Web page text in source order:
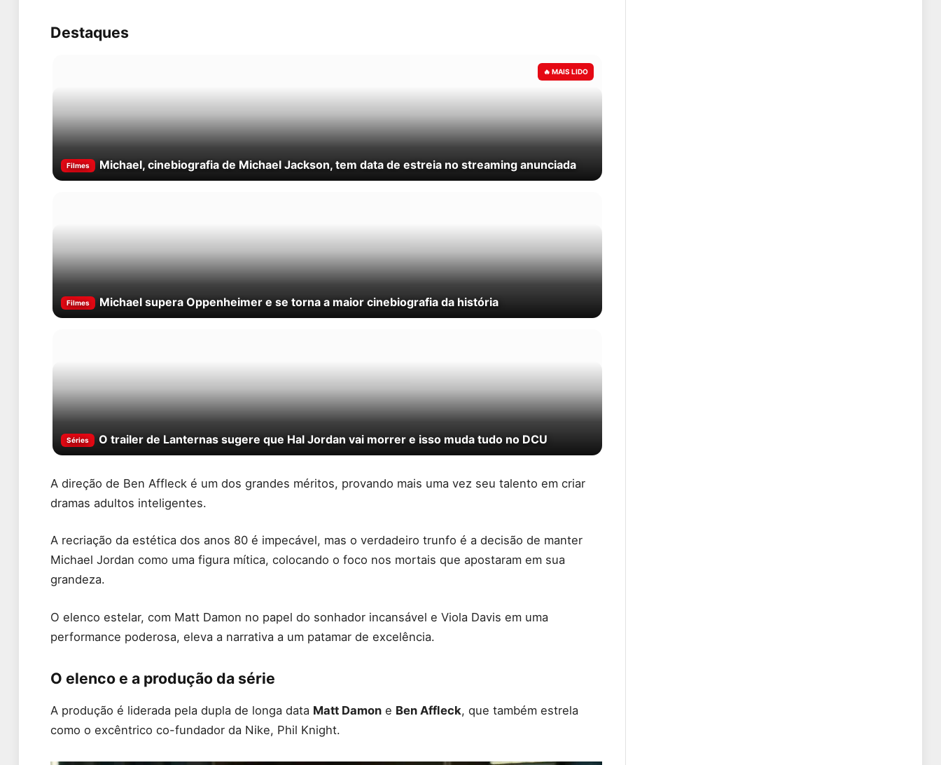
Destaques
Filmes Michael, cinebiografia de Michael Jackson, tem data de estreia no streaming anunciada
Filmes Michael supera Oppenheimer e se torna a maior cinebiografia da história
Séries O trailer de Lanternas sugere que Hal Jordan vai morrer e isso muda tudo no DCU
A direção de Ben Affleck é um dos grandes méritos, provando mais uma vez seu talento em criar
dramas adultos inteligentes.
A recriação da estética dos anos 80 é impecável, mas o verdadeiro trunfo é a decisão de manter
Michael Jordan como uma figura mítica, colocando o foco nos mortais que apostaram em sua
grandeza.
O elenco estelar, com Matt Damon no papel do sonhador incansável e Viola Davis em uma
performance poderosa, eleva a narrativa a um patamar de excelência.
O elenco e a produção da série
A produção é liderada pela dupla de longa data Matt Damon e Ben Affleck, que também estrela
como o excêntrico co-fundador da Nike, Phil Knight.